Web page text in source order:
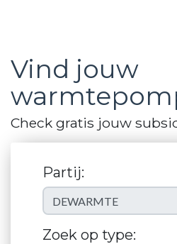
Vind jouw
Check gratis jouw
Partij:
Zoek op type: